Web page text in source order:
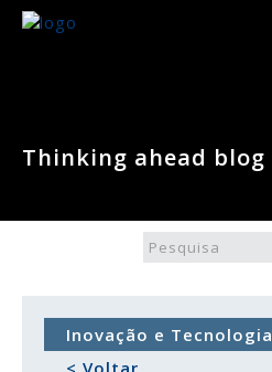
Thinking ahead blog
Inovação e Tecnologia
< Voltar